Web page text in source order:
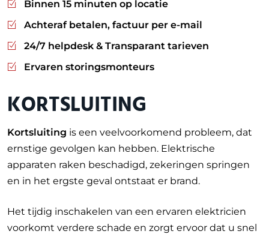
Binnen 15 minuten op locatie
Achteraf betalen, factuur per e-mail
24/7 helpdesk & Transparant tarieven
Ervaren storingsmonteurs
KORTSLUITING
Kortsluiting is een veelvoorkomend probleem, dat
ernstige gevolgen kan hebben. Elektrische
apparaten raken beschadigd, zekeringen springen
en in het ergste geval ontstaat er brand.
Het tijdig inschakelen van een ervaren elektricien
voorkomt verdere schade en zorgt ervoor dat u snel